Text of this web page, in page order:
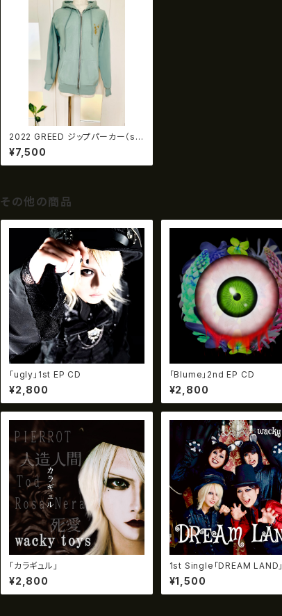
2022 GREED ジップパーカー（sm
okey green）
¥7,500
その他の商品
「ugly」1st EP CD
¥2,800
「Blume」2nd EP CD
¥2,800
「カラギュル」
¥2,800
1st Single「DREAM LAND」
¥1,500